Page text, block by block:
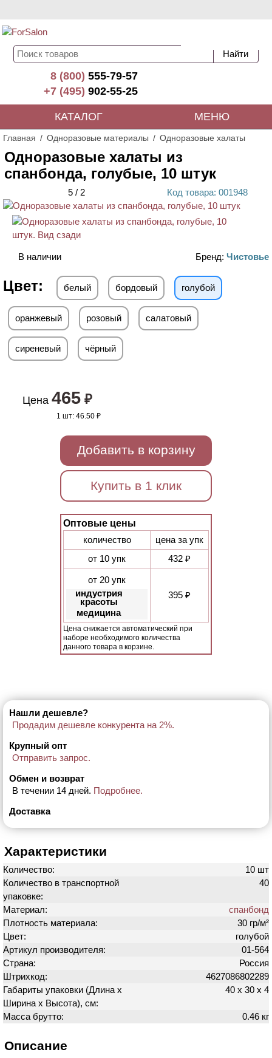
8 (800)555-79-57
+7 (495)902-55-25
КАТАЛОГ МЕНЮ
Главная Одноразовые материалы Одноразовые халаты
Одноразовые халаты из
спанбонда, голубые, 10 штук
5 / 2 Код товара: 001948
В наличии Бренд: Чистовье
Цвет: белый бордовый голубой
оранжевый розовый салатовый
сиреневый чёрный
Цена 465₽
1 шт:46.50 ₽
Добавить в корзину
Купить в 1 клик
Оптовые цены
количество
цена за упк
от 10 упк
432 ₽
от 20 упк
индустрия
красоты
медицина
395 ₽
Цена снижается автоматический при
наборе необходимого количества
данного товара в корзине.
Нашли дешевле?
Продадим дешевле конкурента на 2%.
Крупный опт
Отправить запрос.
Обмен и возврат
В течении 14 дней. Подробнее.
Доставка
Характеристики
Количество:
10 шт
Количество в транспортной
упаковке:
40
Материал:
спанбонд
Плотность материала:
30 гр/м²
Цвет:
голубой
Артикул производителя:
01-564
Страна:
Россия
Штрихкод:
4627086802289
Габариты упаковки (Длина х
Ширина х Высота), см:
40 х 30 х 4
Масса брутто: 0.46 кг
Описание